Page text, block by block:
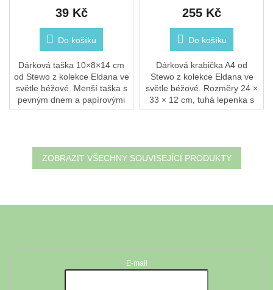
39 Kč
Do košíku
Dárková taška 10×8×14 cm
od Stewo z kolekce Eldana ve
světle béžové. Menší taška s
pevným dnem a papírovými
uchy. Vhodná pro kosmetiku,
255 Kč
Do košíku
Dárková krabička A4 od
Stewo z kolekce Eldana ve
světle béžové. Rozměry 24 ×
33 × 12 cm, tuhá lepenka s
odklápěcím víčkem. Skvělé
ZOBRAZIT VŠECHNY SOUVISEJÍCÍ PRODUKTY
E-mail